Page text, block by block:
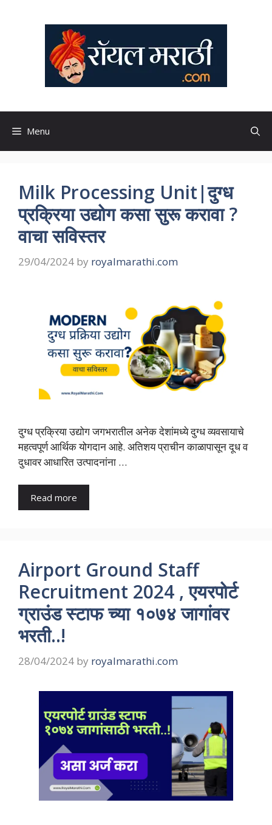
Menu
Milk Processing Unit|दुग्ध
प्रक्रिया उद्योग कसा सुरू करावा ?
वाचा सविस्तर
29/04/2024 by royalmarathi.com
दुग्ध प्रक्रिया उद्योग जगभरातील अनेक देशांमध्ये दुग्ध व्यवसायाचे
महत्वपूर्ण आर्थिक योगदान आहे. अतिशय प्राचीन काळापासून दूध व
दुधावर आधारित उत्पादनांना …
Read more
Airport Ground Staff
Recruitment 2024 , एयरपोर्ट
ग्राउंड स्टाफ च्या १०७४ जागांवर
भरती..!
28/04/2024 by royalmarathi.com